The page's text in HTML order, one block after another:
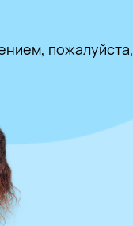
пожалуйста,